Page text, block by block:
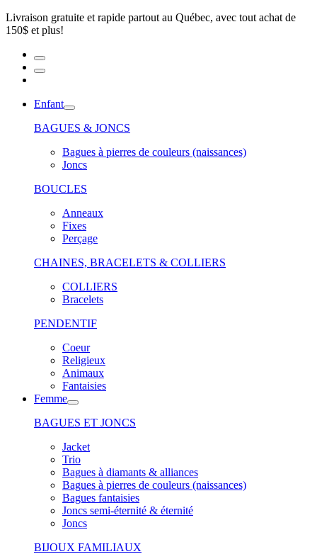
Livraison gratuite et rapide partout au Québec, avec tout achat de
150$ et plus!
Enfant
BAGUES & JONCS
Bagues à pierres de couleurs (naissances)
Joncs
BOUCLES
Anneaux
Fixes
Perçage
CHAINES, BRACELETS & COLLIERS
COLLIERS
Bracelets
PENDENTIF
Coeur
Religieux
Animaux
Fantaisies
Femme
BAGUES ET JONCS
Jacket
Trio
Bagues à diamants & alliances
Bagues à pierres de couleurs (naissances)
Bagues fantaisies
Joncs semi-éternité & éternité
Joncs
BIJOUX FAMILIAUX